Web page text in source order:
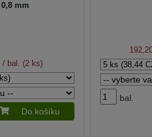
0,8 mm
/ bal. (2 ks)
Do košíku
bal.